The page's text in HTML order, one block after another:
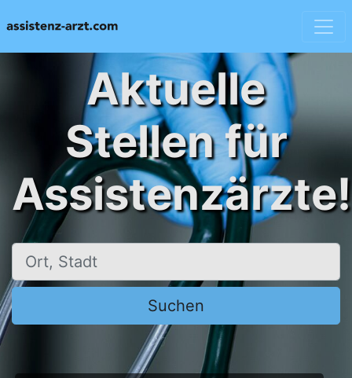
Aktuelle
Stellen für
Assistenzärzte!
Ort, Stadt
Suchen